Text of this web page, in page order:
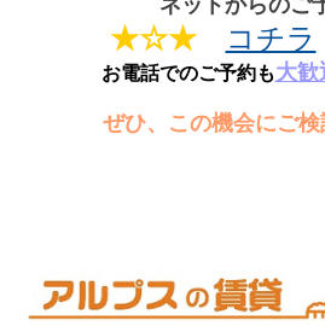
★☆★ コチラ
お電話でのご予約も大歓
ぜひ、この機会にご